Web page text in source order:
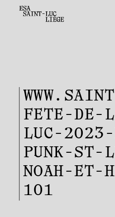
FETE-DE-
LUC-2023-
PUNK-ST-
NOAH-ET-
101